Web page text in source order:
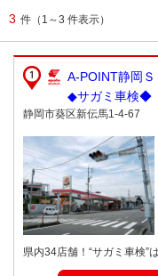
3 件 （1～3 件表示）
A-POINT静岡Ｓ
◆サガミ車検◆
静岡市葵区新伝馬1-4-67
県内34店舗！“サガミ車検”